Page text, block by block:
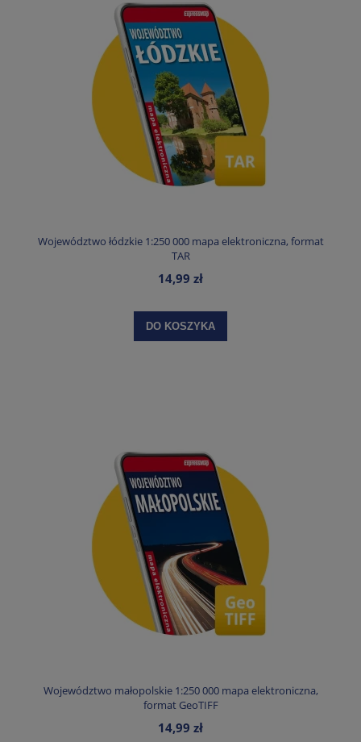
Województwo łódzkie 1:250 000 mapa elektroniczna, format
TAR
14,99 zł
DO KOSZYKA
Województwo małopolskie 1:250 000 mapa elektroniczna,
format GeoTIFF
14,99 zł